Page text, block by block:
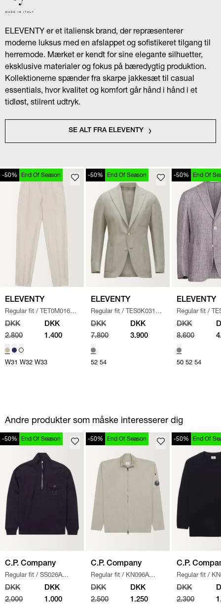
ELEVENTY er et italiensk brand, der repræsenterer
moderne luksus med en afslappet og sofistikeret tilgang til
herremode. Mærket er kendt for sine elegante silhuetter,
eksklusive materialer og fokus på bæredygtig produktion.
Kollektionerne spænder fra skarpe jakkesæt til casual
essentials, hvor kvalitet og komfort går hånd i hånd i et
tidløst, stilrent udtryk.
SE ALT FRA ELEVENTY
-50% End Of Season
ELEVENTY
Regular fit / TET0M016
BUKSER
KIT
DKK
2.800
DKK
1.400
W31 W32 W33
-50% End Of Season
ELEVENTY
Regular fit / TES0K031
BLAZER
GRÅ
DKK
7.800
DKK
3.900
52 54
-50% End Of
ELEVENTY
Regular fit /
BLAZER
DKK
8.600
50 52 54
Andre produkter som måske interesserer dig
-50% End Of Season
C.P. Company
Regular fit / SS026A
005086W SWEATSHIRT
DKK
2.000
DKK
1.000
-50% End Of Season
C.P. Company
Regular fit / KN096A
110560A STRIK / SAND
DKK
2.500
DKK
1.250
-50% End Of
C.P.
Regular fit /
/ NAVY
DKK
2.300